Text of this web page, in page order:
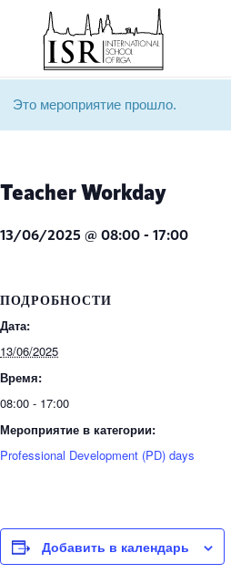
Это мероприятие прошло.
Teacher Workday
13/06/2025 @ 08:00 - 17:00
ПОДРОБНОСТИ
Дата:
13/06/2025
Время:
08:00 - 17:00
Мероприятие в категории:
Professional Development (PD) days
Добавить в календарь